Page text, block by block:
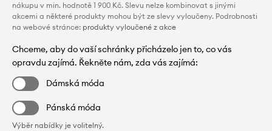
nákupu v min. hodnotě 1 900 Kč. Slevu nelze kombinovat s jinými
akcemi a některé produkty mohou být ze slevy vyloučeny. Podrobnosti
na webové stránce: produkty vyloučené z akce
Chceme, aby do vaší schránky přicházelo jen to, co vás
opravdu zajímá. Řekněte nám, zda vás zajímá:
Dámská móda
Pánská móda
Výběr nabídky je volitelný.